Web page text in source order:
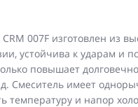
007F изготовлен из
устойчива к ударам и
повышает
Смеситель имеет
температуру и напор